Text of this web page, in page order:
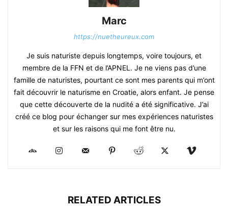
Marc
https://nuetheureux.com
Je suis naturiste depuis longtemps, voire toujours, et
membre de la FFN et de l’APNEL. Je ne viens pas d’une
famille de naturistes, pourtant ce sont mes parents qui m’ont
fait découvrir le naturisme en Croatie, alors enfant. Je pense
que cette découverte de la nudité a été significative. J’ai
créé ce blog pour échanger sur mes expériences naturistes
et sur les raisons qui me font être nu.
RELATED ARTICLES